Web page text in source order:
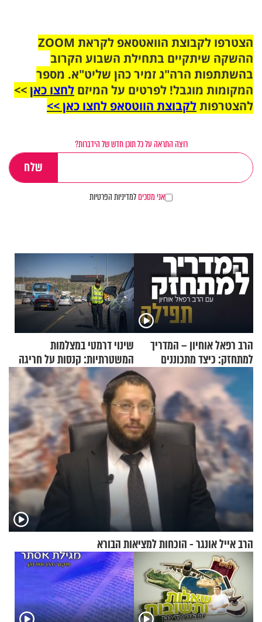
הצטרפו לקבוצת הוואטסאפ לקראת ZOOM
ההשקה שיתקיים בתחילת השבוע הקרוב
בהשתתפות הרה"ג זמיר כהן שליט"א. מספר
המקומות מוגבל! לפרטים על המיזם לחצו כאן>>
להצטרפותלקבוצת הווטסאפ לחצו כאן >>
רוצה התראה על כל תוכן חדש של הידברות?
אני מסכיםלמדיניות הפרטיות
הרב רפאל אוחיון – המדריך
למתחזק: כיצד מתכוננים
לתפילה?
שינוי דרמטי במצלמות
המשטרתיות: קנסות על חריגה
קלה של מהירות
הרב אייל אונגר - הוכחות למציאות הבורא